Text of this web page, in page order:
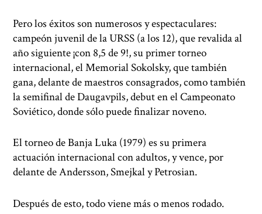
Pero los éxitos son numerosos y espectaculares:
campeón juvenil de la URSS (a los 12), que revalida al
año siguiente ¡con 8,5 de 9!, su primer torneo
internacional, el Memorial Sokolsky, que también
gana, delante de maestros consagrados, como también
la semifinal de Daugavpils, debut en el Campeonato
Soviético, donde sólo puede finalizar noveno.
El torneo de Banja Luka (1979) es su primera
actuación internacional con adultos, y vence, por
delante de Andersson, Smejkal y Petrosian.
Después de esto, todo viene más o menos rodado.